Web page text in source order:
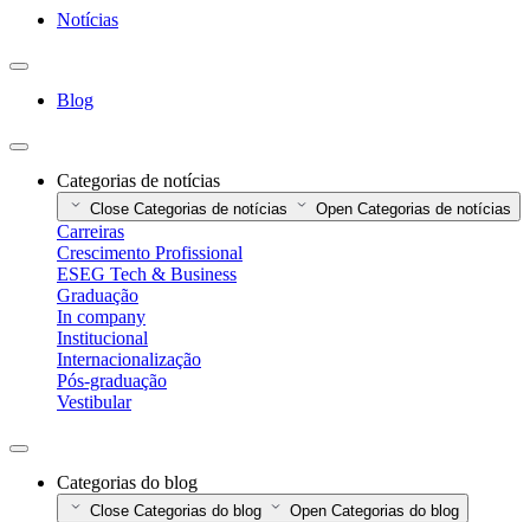
Notícias
Blog
Categorias de notícias
Close Categorias de notícias Open Categorias de notícias
Carreiras
Crescimento Profissional
ESEG Tech & Business
Graduação
In company
Institucional
Internacionalização
Pós-graduação
Vestibular
Categorias do blog
Close Categorias do blog Open Categorias do blog